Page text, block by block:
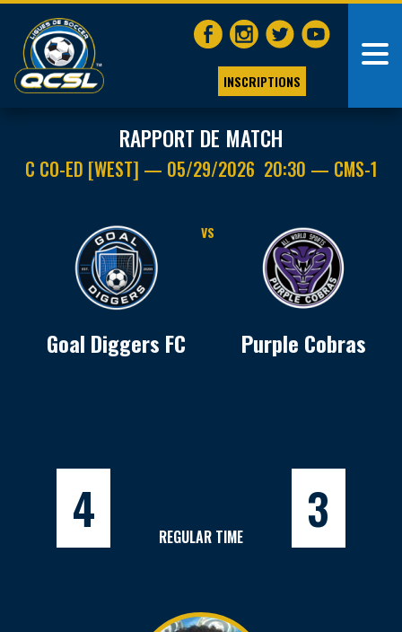
INSCRIPTIONS
RAPPORT DE MATCH
C CO-ED [WEST] — 05/29/2026 20:30 — CMS-1
Goal Diggers FC
VS
Purple Cobras
4 REGULAR TIME 3